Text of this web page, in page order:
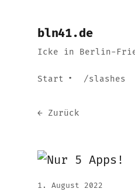
bln41.de
Icke in Berlin-
Start /slashes
← Zurück
1. August 2022